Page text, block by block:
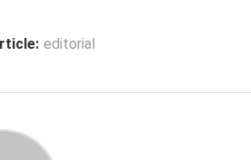
editorial